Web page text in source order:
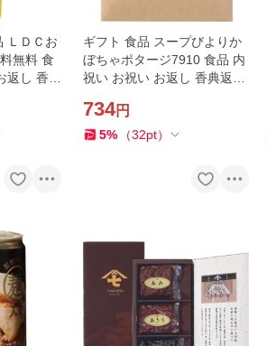
ＬＤＣお
無料 食
し 香典
ギフト 食品 スープびよりか
ぼちゃポタージ7910 食品 内
祝い お祝い お返し 香典返し
734円
5% （32pt）